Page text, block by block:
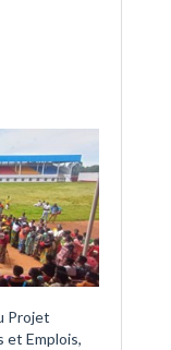
Projet
et Emplois,